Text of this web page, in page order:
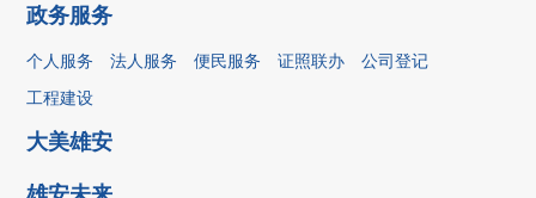
政务服务
个人服务 法人服务 便民服务 证照联办
公司登记
工程建设
大美雄安